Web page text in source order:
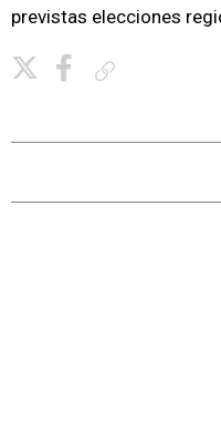
previstas elecciones